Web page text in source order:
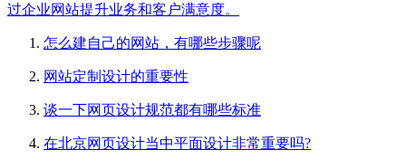
过企业网站提升业务和客户满意度。
怎么建自己的网站，有哪些步骤呢
网站定制设计的重要性
谈一下网页设计规范都有哪些标准
在北京网页设计当中平面设计非常重要吗?